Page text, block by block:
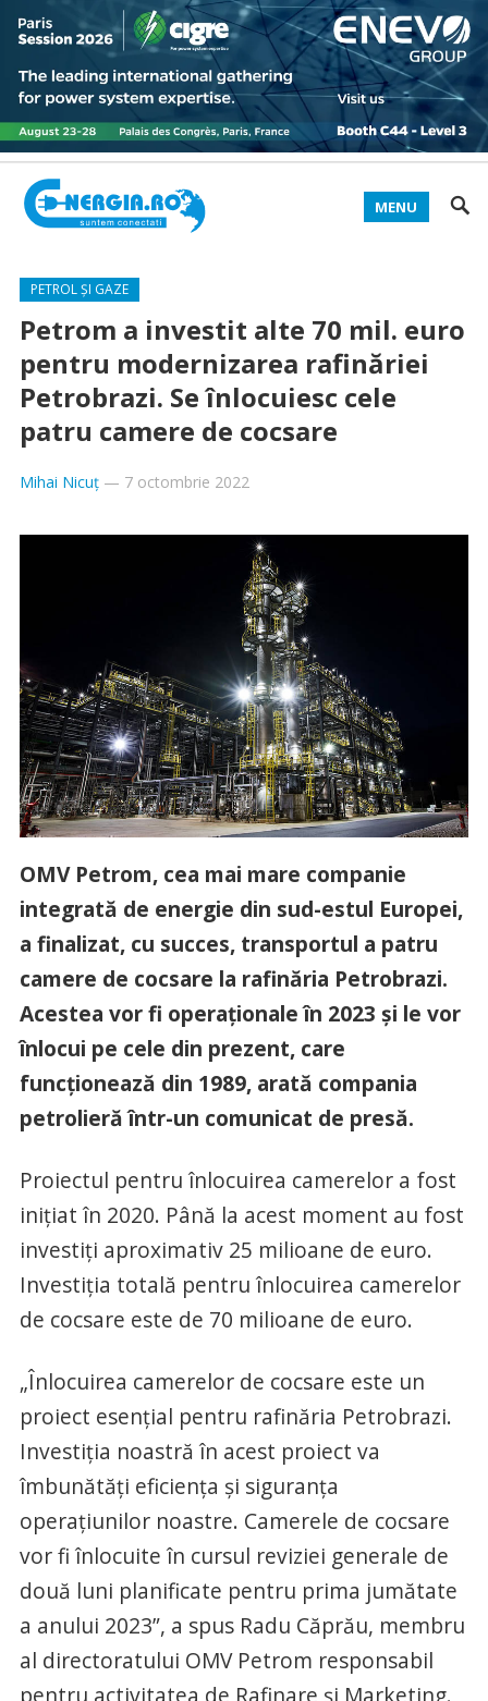
MENU
PETROL ȘI GAZE
Petrom a investit alte 70 mil. euro
pentru modernizarea rafinăriei
Petrobrazi. Se înlocuiesc cele
patru camere de cocsare
Mihai Nicuț— 7 octombrie 2022
OMV Petrom, cea mai mare companie
integrată de energie din sud-estul Europei,
a finalizat, cu succes, transportul a patru
camere de cocsare la rafinăria Petrobrazi.
Acestea vor fi operaționale în 2023 și le vor
înlocui pe cele din prezent, care
funcționează din 1989, arată compania
petrolieră într-un comunicat de presă.
Proiectul pentru înlocuirea camerelor a fost
inițiat în 2020. Până la acest moment au fost
investiți aproximativ 25 milioane de euro.
Investiția totală pentru înlocuirea camerelor
de cocsare este de 70 milioane de euro.
„Înlocuirea camerelor de cocsare este un
proiect esențial pentru rafinăria Petrobrazi.
Investiția noastră în acest proiect va
îmbunătăți eficiența și siguranța
operațiunilor noastre. Camerele de cocsare
vor fi înlocuite în cursul reviziei generale de
două luni planificate pentru prima jumătate
a anului 2023”, a spus Radu Căprău, membru
al directoratului OMV Petrom responsabil
pentru activitatea de Rafinare și Marketing.